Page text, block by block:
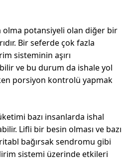
olma potansiyeli olan diğer bir
Bir seferde çok fazla
sisteminin aşırı
ve bu durum da ishale yol
porsiyon kontrolü yapmak
bazı insanlarda ishal
Lifli bir besin olması ve bazı
bağırsak sendromu gibi
sistemi üzerinde etkileri